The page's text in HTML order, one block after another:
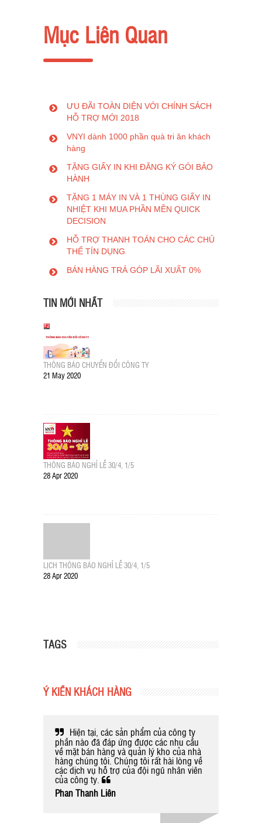
Mục Liên Quan
ƯU ĐÃI TOÀN DIỆN VỚI CHÍNH SÁCH
HỖ TRỢ MỚI 2018
VNYI dành 1000 phần quà tri ân khách
hàng
TẶNG GIẤY IN KHI ĐĂNG KÝ GÓI BẢO
HÀNH
TẶNG 1 MÁY IN VÀ 1 THÙNG GIẤY IN
NHIỆT KHI MUA PHẦN MỀN QUICK
DECISION
HỖ TRỢ THANH TOÁN CHO CÁC CHỦ
THỂ TÍN DỤNG
BÁN HÀNG TRẢ GÓP LÃI XUẤT 0%
TIN MỚI NHẤT
THÔNG BÁO CHUYỂN ĐỔI CÔNG TY
21 May 2020
THÔNG BÁO NGHỈ LỄ 30/4, 1/5
28 Apr 2020
LỊCH THÔNG BÁO NGHỈ LỄ 30/4, 1/5
28 Apr 2020
TAGS
Ý KIẾN KHÁCH HÀNG
Hiện tại, các sản phẩm của công ty
phần nào đã đáp ứng được các nhu cầu
về mặt bán hàng và quản lý kho của nhà
hàng chúng tôi. Chúng tôi rất hài lòng về
các dịch vụ hỗ trợ của đội ngũ nhân viên
của công ty.
Phan Thanh Liên